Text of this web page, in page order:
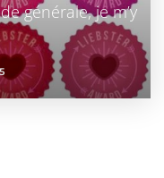
générale, je m’y